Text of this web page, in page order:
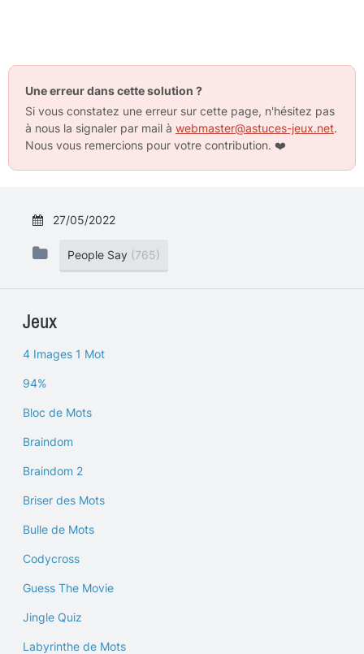
Une erreur dans cette solution ?
Si vous constatez une erreur sur cette page, n'hésitez pas
à nous la signaler par mail à webmaster@astuces-jeux.net.
Nous vous remercions pour votre contribution. ❤️
27/05/2022
People Say (765)
Jeux
4 Images 1 Mot
94%
Bloc de Mots
Braindom
Braindom 2
Briser des Mots
Bulle de Mots
Codycross
Guess The Movie
Jingle Quiz
Labyrinthe de Mots